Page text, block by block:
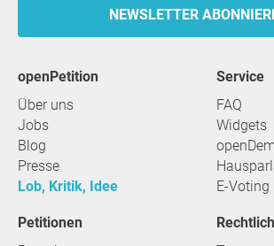
NEWSLETTER
openPetition
Über uns
Jobs
Blog
Presse
Lob, Kritik, Idee
Service
FAQ
Widgets
E-Voting
Petitionen